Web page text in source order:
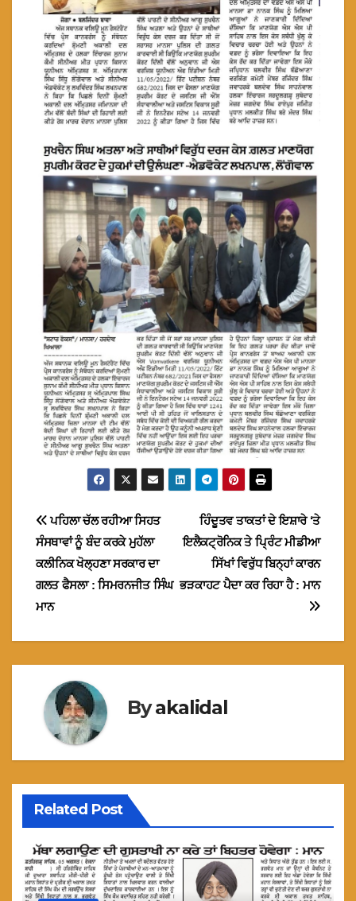
Post
navigation
ਹਿੰਦੂਤਵ ਤਾਕਤਾਂ ਦੇ ਇਸ਼ਾਰੇ ‘ਤੇ
ਇਲੈਕਟ੍ਰੋਨਿਕ ਤੇ ਪ੍ਰਿੰਟ ਮੀਡੀਆ
ਸਿੱਖਾਂ ਵਿਰੁੱਧ ਬਿਨ੍ਹਾਂ ਕਾਰਨ
ਭੜਕਾਹਟ ਪੈਦਾ ਕਰ ਰਿਹਾ ਹੈ : ਮਾਨ
ਪਹਿਲਾ ਚੱਲ ਰਹੀਆ ਸਿਹਤ
ਸੰਸਥਾਵਾਂ ਨੂੰ ਬੰਦ ਕਰਕੇ ਮੁਹੱਲਾ
ਕਲੀਨਿਕ ਖੋਲ੍ਹਣਾ ਸਰਕਾਰ ਦਾ
ਗਲਤ ਫੈਸਲਾ : ਸਿਮਰਨਜੀਤ ਸਿੰਘ
ਮਾਨ
Byakalidal
Related Post